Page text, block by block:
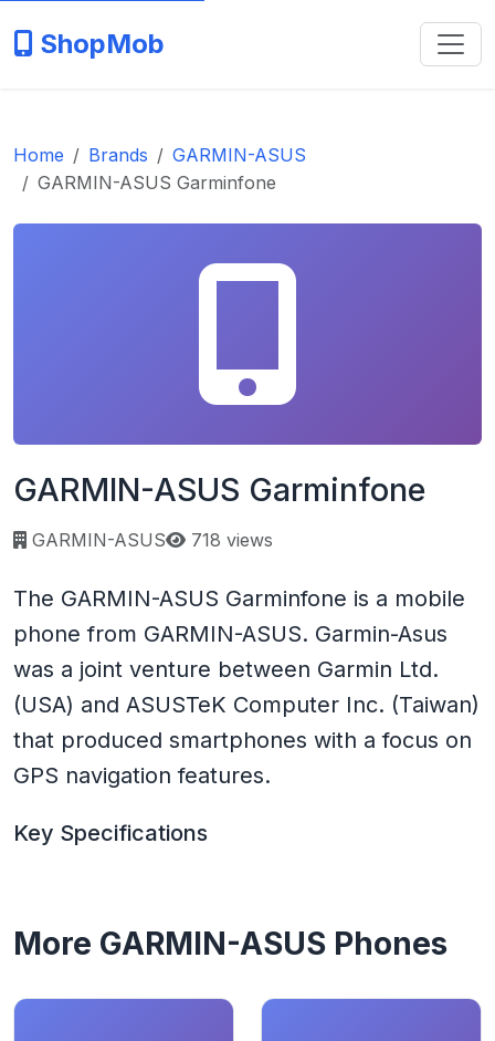
ShopMob
Home Brands
GARMIN-ASUS
GARMIN-ASUS Garminfone
GARMIN-ASUS Garminfone
GARMIN-ASUS Page views:
718 views
The GARMIN-ASUS Garminfone is a mobile
phone from GARMIN-ASUS. Garmin-Asus
was a joint venture between Garmin Ltd.
(USA) and ASUSTeK Computer Inc. (Taiwan)
that produced smartphones with a focus on
GPS navigation features.
Key Specifications
More GARMIN-ASUS Phones